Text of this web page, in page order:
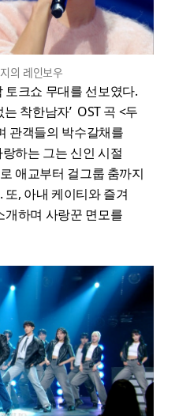
의 레인보우
토크쇼 무대를 선보였다.
착한남자’ OST 곡 <두
관객들의 박수갈채를
하는 그는 신인 시절
애교부터 걸그룹 춤까지
, 아내 케이티와 즐겨
개하며 사랑꾼 면모를